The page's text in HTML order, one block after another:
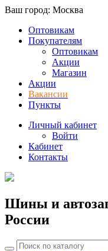
Ваш город: Москва
Оптовикам
Покупателям
Оптовикам
Акции
Магазин
Акции
Вакансии
Пункты
Личный кабинет
Войти
Кабинет
Контакты
Шины и
России